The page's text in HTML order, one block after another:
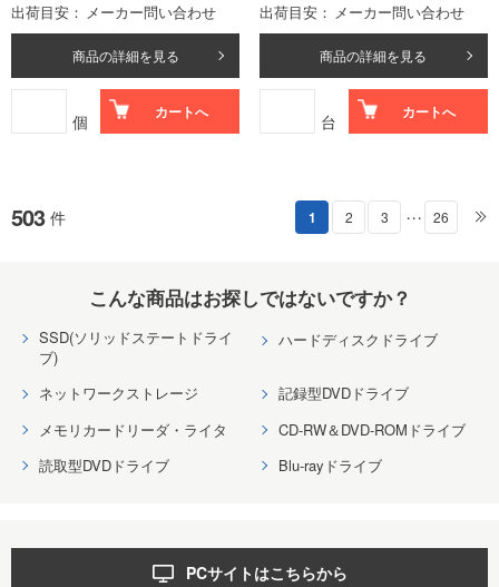
出荷目安
メーカー問い合わせ
商品の詳細を見る
個 カートへ
出荷目安
メーカー問い合わせ
商品の詳細を見る
台 カートへ
503 件 1 2 3 ・・・ 26
こんな商品はお探しではないですか？
SSD(ソリッドステートドライ
ブ)
ハードディスクドライブ
ネットワークストレージ
記録型DVDドライブ
メモリカードリーダ・ライタ
CD-RW＆DVD-ROMドライブ
読取型DVDドライブ
Blu-rayドライブ
PCサイトはこちらから